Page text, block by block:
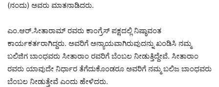
(ನಂದು) ಅವರು ಮಾತನಾಡಿದರು.
ಎಂ.ಆರ್.ಸೀತಾರಾಮ್ ರವರು ಕಾಂಗ್ರೆಸ್ ಪಕ್ಷದಲ್ಲಿ ನಿಷ್ಠಾವಂತ
ಕಾರ್ಯಕರ್ತರಾಗಿದ್ದರು. ಅವರಿಗೆ ಅನ್ಯಾಯವಾಗಿರುವುದನ್ನು ಖಂಡಿಸಿ ನಮ್ಮ
ಬಲಿಜಿಗ ಬಾಂಧವರು ಸೀತಾರಾಂ ರವರಿಗೆ ಬೆಂಬಲ ನೀಡುತ್ತಿದ್ದೇವೆ. ಸೀತಾರಾಂ
ರವರು ಯಾವುದೇ ನಿರ್ಧಾರ ತೆಗೆದುಕೊಂಡರೂ ಅವರಿಗೆ ನಮ್ಮ ಬಲಿಜ ಬಾಂಧವರು
ಬೆಂಬಲ ನೀಡುತ್ತೇವೆ ಎಂದು ಹೇಳಿದರು.